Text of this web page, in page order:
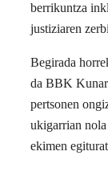
berrikuntza
justiziaren
Begirada
da BBK
pertsonen
ukigarrian nola
ekimen